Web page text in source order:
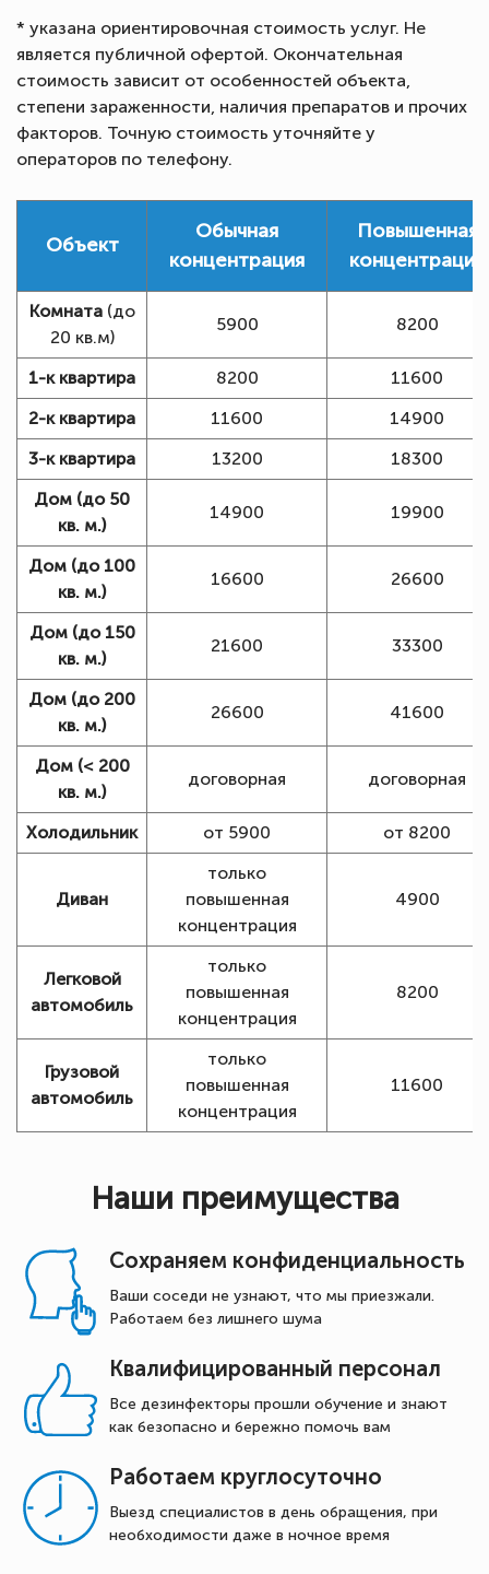
* указана ориентировочная стоимость услуг. Не
является публичной офертой. Окончательная
стоимость зависит от особенностей объекта,
степени зараженности, наличия препаратов и прочих
факторов. Точную стоимость уточняйте у
операторов по телефону.
Объект
Обычная
концентрация
Повышенная
концентрация
Комната(до
20 кв.м)
5900 8200
1-к квартира 8200
11600
2-к квартира
11600
14900
3-к квартира
13200
18300
Дом (до 50
кв. м.)
14900 19900
Дом (до 100
кв. м.)
16600 26600
Дом (до 150
кв. м.)
21600 33300
Дом (до 200
кв. м.)
26600 41600
Дом (< 200
кв. м.)
договорная договорная
Холодильник от 5900 от 8200
Диван
только
повышенная
концентрация
4900
Легковой
автомобиль
только
повышенная
концентрация
8200
Грузовой
автомобиль
только
повышенная
концентрация
11600
Наши преимущества
Сохраняем конфиденциальность
Ваши соседи не узнают, что мы приезжали.
Работаем без лишнего шума
Квалифицированный персонал
Все дезинфекторы прошли обучение и знают
как безопасно и бережно помочь вам
Работаем круглосуточно
Выезд специалистов в день обращения, при
необходимости даже в ночное время